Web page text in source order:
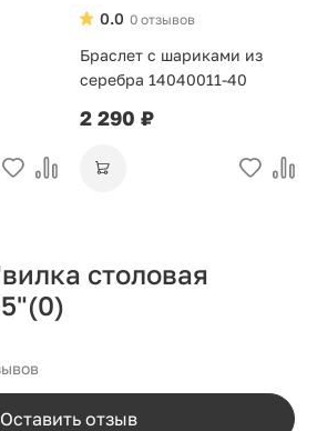
0 отзывов
0.0
Браслет с шариками из
серебра 14040011-40
2 290 ₽
столовая
(0)
Оставить отзыв